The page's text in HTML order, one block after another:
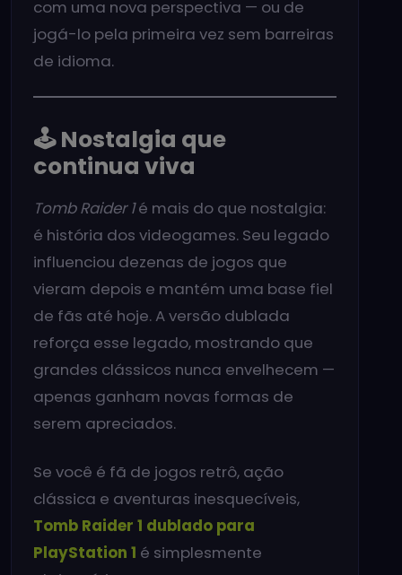
com uma nova perspectiva — ou de
jogá-lo pela primeira vez sem barreiras
de idioma.
🕹️ Nostalgia que
continua viva
Tomb Raider 1é mais do que nostalgia:
é história dos videogames. Seu legado
influenciou dezenas de jogos que
vieram depois e mantém uma base fiel
de fãs até hoje. A versão dublada
reforça esse legado, mostrando que
grandes clássicos nunca envelhecem —
apenas ganham novas formas de
serem apreciados.
Se você é fã de jogos retrô, ação
clássica e aventuras inesquecíveis,
Tomb Raider 1 dublado para
PlayStation 1 é simplesmente